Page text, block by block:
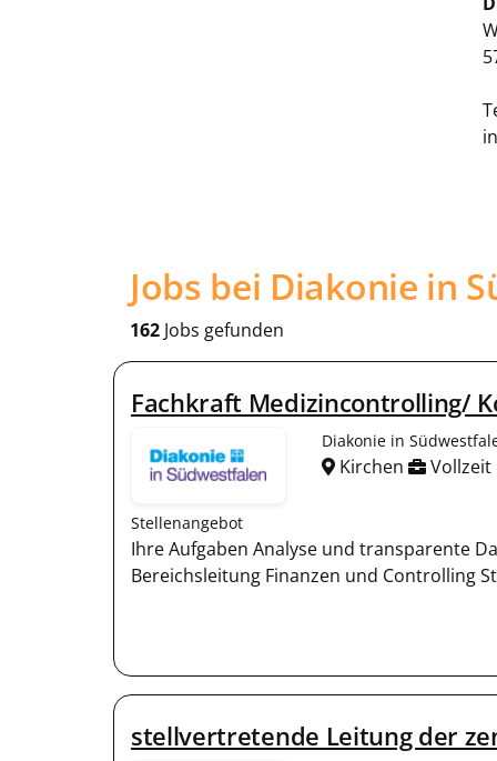
Jobs bei Diakonie in
162 Jobs gefunden
Fachkraft Medizincontrolling/
Diakonie in
Kirchen Vollzeit
Stellenangebot
Ihre Aufgaben Analyse und transparente
Bereichsleitung Finanzen und Controlling
stellvertretende Leitung der